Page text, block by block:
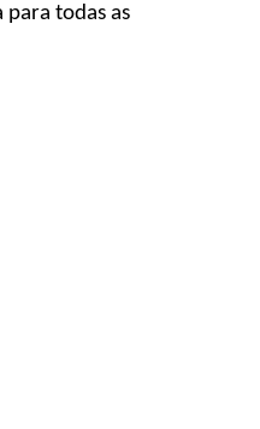
todas as